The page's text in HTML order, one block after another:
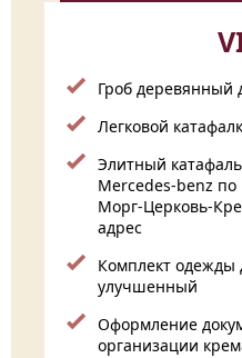
Гроб
Легковой
Элитный
Mercedes-benz
Морг-Церковь-
адрес
Комплект одежды
улучшенный
Оформление
организации